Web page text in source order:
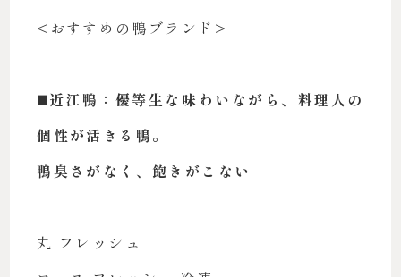
<おすすめの鴨ブランド>
◼️近江鴨：優等生な味わいながら、料理人の
個性が活きる鴨。
鴨臭さがなく、飽きがこない
丸 フレッシュ